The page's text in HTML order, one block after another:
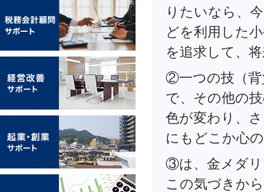
りたいなら、
どを利用した
を追求して、
②一つの技（背
で、その他の
色が変わり、
にもどこか心
③は、金メダリ
この気づきか